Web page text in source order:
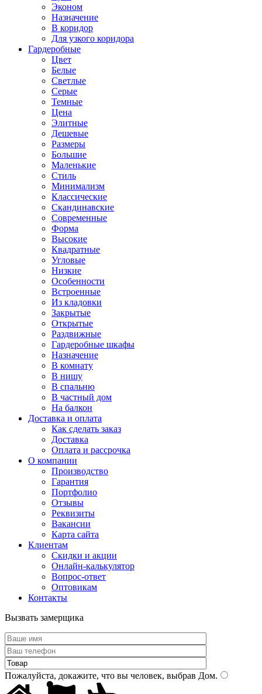
Эконом
Назначение
В коридор
Для узкого коридора
Гардеробные
Цвет
Белые
Светлые
Серые
Темные
Цена
Элитные
Дешевые
Размеры
Большие
Маленькие
Стиль
Минимализм
Классические
Скандинавские
Современные
Форма
Высокие
Квадратные
Угловые
Низкие
Особенности
Встроенные
Из кладовки
Закрытые
Открытые
Раздвижные
Гардеробные шкафы
Назначение
В комнату
В нишу
В спальню
В частный дом
На балкон
Доставка и оплата
Как сделать заказ
Доставка
Оплата и рассрочка
О компании
Производство
Гарантия
Портфолио
Отзывы
Реквизиты
Вакансии
Карта сайта
Клиентам
Скидки и акции
Онлайн-калькулятор
Вопрос-ответ
Оптовикам
Контакты
Вызвать замерщика
Пожалуйста, докажите, что вы человек, выбрав Дом.